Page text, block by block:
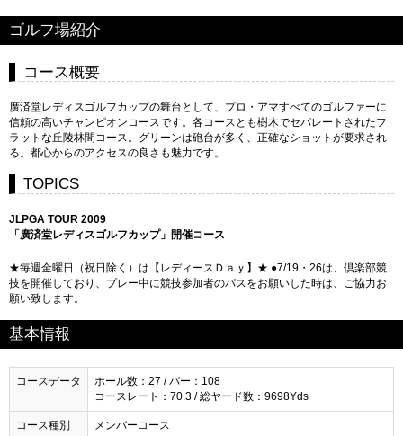
ゴルフ場紹介
コース概要
廣済堂レディスゴルフカップの舞台として、プロ・アマすべてのゴルファーに
信頼の高いチャンピオンコースです。各コースとも樹木でセパレートされたフ
ラットな丘陵林間コース。グリーンは砲台が多く、正確なショットが要求され
る。都心からのアクセスの良さも魅力です。
TOPICS
JLPGA TOUR 2009
「廣済堂レディスゴルフカップ」開催コース
★毎週金曜日（祝日除く）は【レディースＤａｙ】★ ●7/19・26は、倶楽部競
技を開催しており、プレー中に競技参加者のパスをお願いした時は、ご協力お
願い致します。
基本情報
コースデータ
ホール数：27 / パー：108
コースレート：70.3 / 総ヤード数：9698Yds
コース種別 メンバーコース